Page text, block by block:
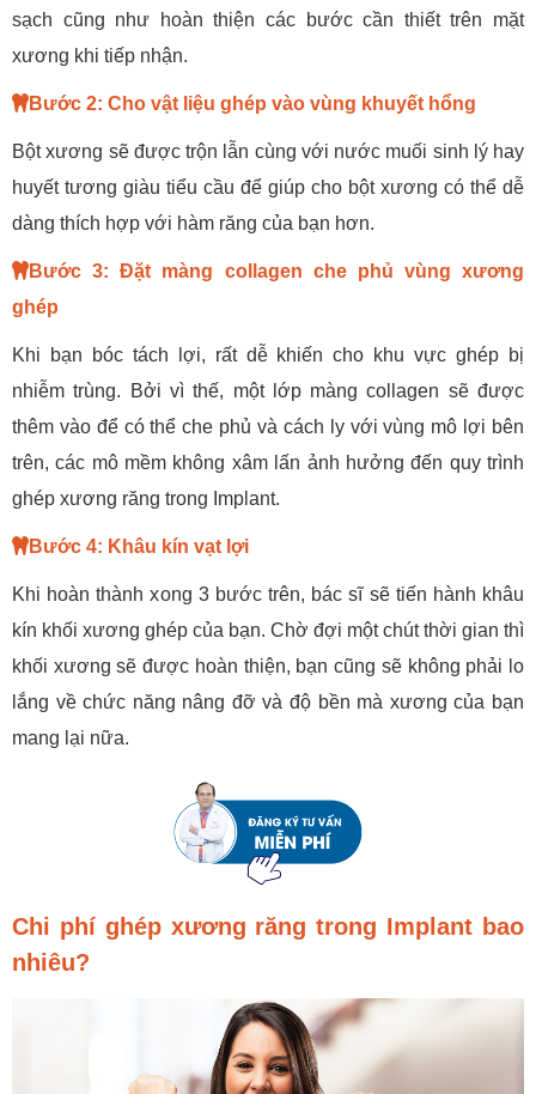
sạch cũng như hoàn thiện các bước cần thiết trên mặt
xương khi tiếp nhận.
Bước 2: Cho vật liệu ghép vào vùng khuyết hổng
Bột xương sẽ được trộn lẫn cùng với nước muối sinh lý hay
huyết tương giàu tiểu cầu để giúp cho bột xương có thể dễ
dàng thích hợp với hàm răng của bạn hơn.
Bước 3: Đặt màng collagen che phủ vùng xương
ghép
Khi bạn bóc tách lợi, rất dễ khiến cho khu vực ghép bị
nhiễm trùng. Bởi vì thế, một lớp màng collagen sẽ được
thêm vào để có thể che phủ và cách ly với vùng mô lợi bên
trên, các mô mềm không xâm lấn ảnh hưởng đến quy trình
ghép xương răng trong Implant.
Bước 4: Khâu kín vạt lợi
Khi hoàn thành xong 3 bước trên, bác sĩ sẽ tiến hành khâu
kín khối xương ghép của bạn. Chờ đợi một chút thời gian thì
khối xương sẽ được hoàn thiện, bạn cũng sẽ không phải lo
lắng về chức năng nâng đỡ và độ bền mà xương của bạn
mang lại nữa.
Chi phí ghép xương răng trong Implant bao
nhiêu?